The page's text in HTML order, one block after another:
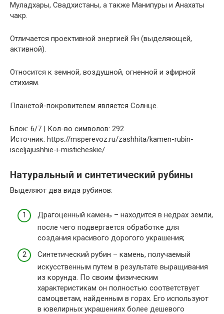
Муладхары, Свадхистаны, а также Манипуры и Анахаты
чакр.
Отличается проективной энергией Ян (выделяющей,
активной).
Относится к земной, воздушной, огненной и эфирной
стихиям.
Планетой-покровителем является Солнце.
Блок: 6/7 | Кол-во символов: 292
Источник: https://msperevoz.ru/zashhita/kamen-rubin-
isceljajushhie-i-misticheskie/
Натуральный и синтетический рубины
Выделяют два вида рубинов:
Драгоценный камень – находится в недрах земли,
после чего подвергается обработке для
создания красивого дорогого украшения;
Синтетический рубин – камень, получаемый
искусственным путем в результате выращивания
из корунда. По своим физическим
характеристикам он полностью соответствует
самоцветам, найденным в горах. Его используют
в ювелирных украшениях более дешевого